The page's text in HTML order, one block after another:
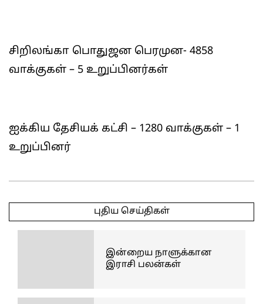
சிறிலங்கா பொதுஜன பெரமுன- 4858
வாக்குகள் – 5 உறுப்பினர்கள்
ஐக்கிய தேசியக் கட்சி – 1280 வாக்குகள் – 1
உறுப்பினர்
05-
புதிய செய்திகள்
இன்றைய நாளுக்கான
இராசி பலன்கள்